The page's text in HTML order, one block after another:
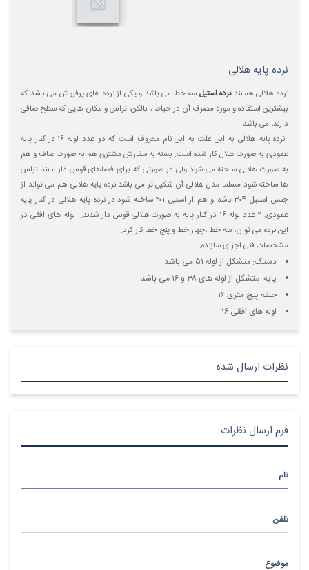
نرده پایه هلالی
نرده هلالی همانندنرده استیل سه خط می باشد و یکی از نرده های پرفروش می باشد که
بیشترین استفاده و مورد مصرف آن در حیاط ، بالکن، تراس و مکان هایی که سطح صافی
دارند، می باشد.
نرده پایه هلالی به این علت به این نام معروف است که دو عدد لوله ۱۶ در کنار پایه
عمودی به صورت هلال کار شده است. بسته به سفارش مشتری هم به صورت صاف و هم
به صورت هلالی ساخته می شود ولی در صورتی که برای فضاهای قوس دار مانند تراس
ها ساخته شود مسلما مدل هلالی آن شکیل تر می باشد.نرده پایه هلالی هم می تواند از
جنس استیل ۳۰۴ باشد و هم از استیل ۲۰۱ ساخته شود.در نرده پایه هلالی در کنار پایه
عمودی، ۲ عدد لوله ۱۶ در کنار پایه به صورت هلالی قوس دار شدند. لوله های افقی در
این نرده می توان، سه خط ،چهار خط و پنج خط کار کرد.
مشخصات فنی اجزای سازنده:
دستک: متشکل از لوله ۵۱ می باشد.
پایه: متشکل از لوله های ۳۸ و ۱۶ می باشد.
حلقه پیچ متری ۱۶
لوله های افقی ۱۶
نظرات ارسال شده
فرم ارسال نظرات
نام
تلفن
موضوع